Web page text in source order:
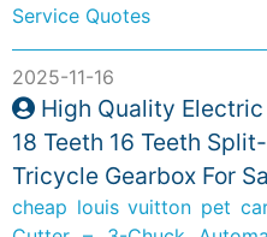
Service Quotes
2025-11-16
High Quality
18 Teeth 16 Teeth
Tricycle Gearbox For
cheap louis vuitton pet